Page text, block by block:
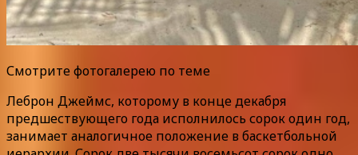
Смотрите фотогалерею по теме
Леброн Джеймс, которому в конце декабря
предшествующего года исполнилось сорок один год,
занимает аналогичное положение в баскетбольной